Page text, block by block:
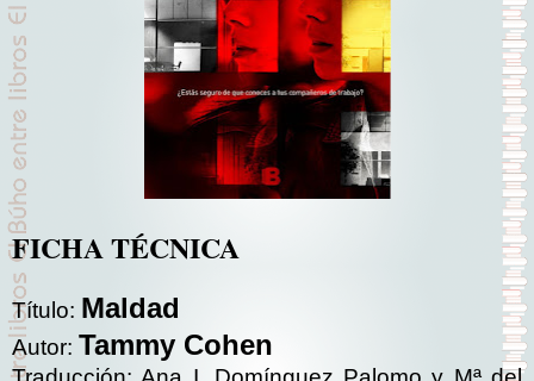
FICHA TÉCNICA
Título: Maldad
Autor: Tammy Cohen